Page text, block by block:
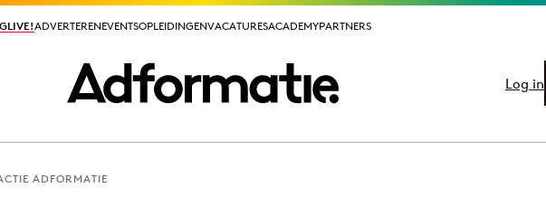
ADVERTERENEVENTSOPLEIDINGENVACATURESACADEMYPARTNERS
Log in
ADVERTERENEVENTSOPLEIDINGENVACATURESACADEMYPARTNERS
Log in
ADFORMATIE